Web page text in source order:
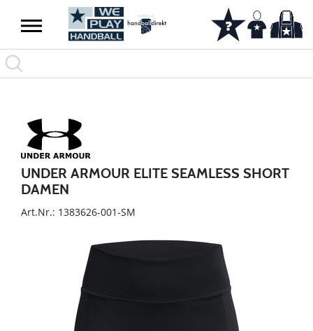
UNDER ARMOUR ELITE SEAMLESS SHORT
DAMEN
Art.Nr.: 1383626-001-SM